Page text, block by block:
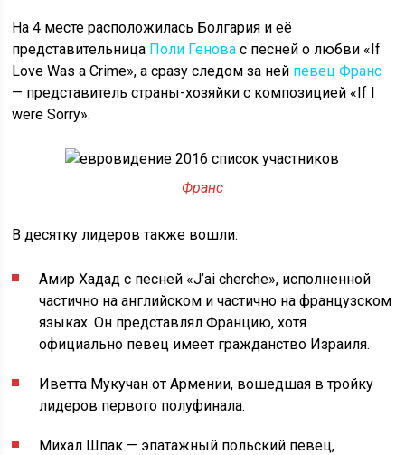
На 4 месте расположилась Болгария и её
представительница Поли Генова с песней о любви «If
Love Was a Crime», а сразу следом за ней певец Франс
— представитель страны-хозяйки с композицией «If I
were Sorry».
Франс
В десятку лидеров также вошли:
Амир Хадад с песней «J’ai cherche», исполненной
частично на английском и частично на французском
языках. Он представлял Францию, хотя
официально певец имеет гражданство Израиля.
Иветта Мукучан от Армении, вошедшая в тройку
лидеров первого полуфинала.
Михал Шпак — эпатажный польский певец,